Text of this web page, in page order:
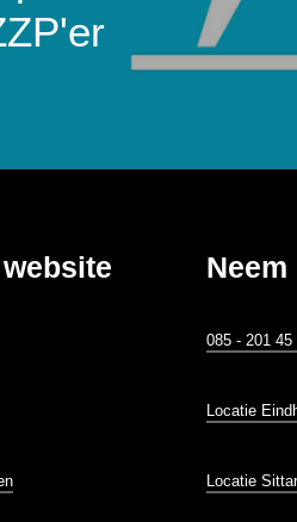
085 - 201 45
Locatie
Locatie